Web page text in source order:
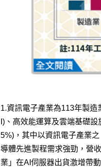
1.資訊電子產業為113年製
I)、高效能運算及雲端基礎
5%)，其中以資訊電子產業
導體先進製程需求強勁，營
業」在AI伺服器出貨激增帶